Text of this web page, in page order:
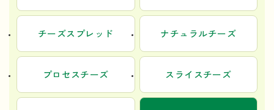
チーズスプレッド ナチュラルチーズ
プロセスチーズ スライスチーズ